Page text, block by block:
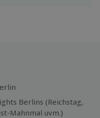
Berlins (Reichstag,
Mahnmal uvm.)